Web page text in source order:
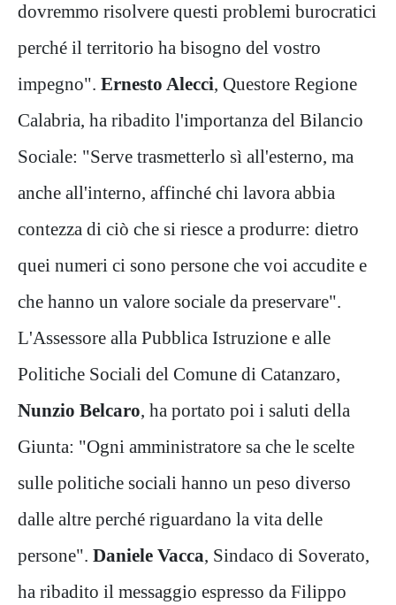
dovremmo risolvere questi problemi burocratici
perché il territorio ha bisogno del vostro
impegno". Ernesto Alecci, Questore Regione
Calabria, ha ribadito l'importanza del Bilancio
Sociale: "Serve trasmetterlo sì all'esterno, ma
anche all'interno, affinché chi lavora abbia
contezza di ciò che si riesce a produrre: dietro
quei numeri ci sono persone che voi accudite e
che hanno un valore sociale da preservare".
L'Assessore alla Pubblica Istruzione e alle
Politiche Sociali del Comune di Catanzaro,
Nunzio Belcaro, ha portato poi i saluti della
Giunta: "Ogni amministratore sa che le scelte
sulle politiche sociali hanno un peso diverso
dalle altre perché riguardano la vita delle
persone". Daniele Vacca, Sindaco di Soverato,
ha ribadito il messaggio espresso da Filippo